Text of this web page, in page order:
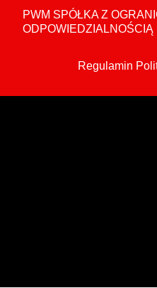
PWM SPÓŁKA Z
Regulamin